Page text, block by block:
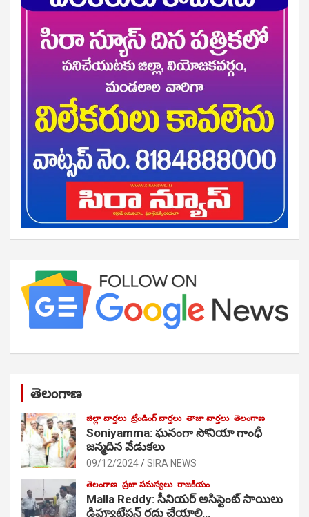
తెలంగాణ
జిల్లా వార్తలు ట్రేండింగ్ వార్తలు తాజా వార్తలు తెలంగాణ
Soniyamma: ఘ‌నంగా సోనియా గాంధీ
జ‌న్మ‌దిన వేడుక‌లు
09/12/2024 SIRA NEWS
తెలంగాణ ప్రజా సమస్యలు రాజకీయం
Malla Reddy: సీనియర్ అసిస్టెంట్ సాయిలు
డిప్యూటేషన్ రద్దు చేయాలి…